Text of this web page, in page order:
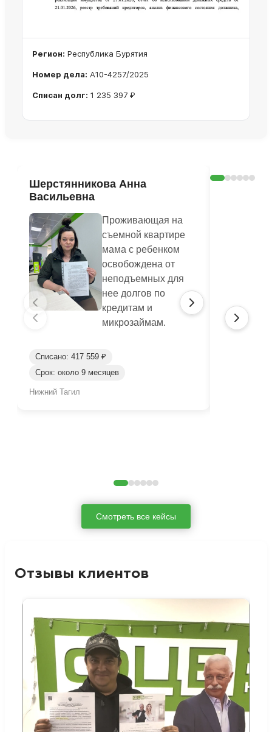
Регион: Республика Бурятия
Номер дела: А10-4257/2025
Списан долг: 1 235 397 ₽
Шерстянникова Анна
Васильевна
Проживающая на
съемной квартире
мама с ребенком
освобождена от
неподъемных для
нее долгов по
кредитам и
микрозаймам.
Списано: 417 559 ₽
Срок: около 9 месяцев
Нижний Тагил
Смотреть все кейсы
Отзывы клиентов